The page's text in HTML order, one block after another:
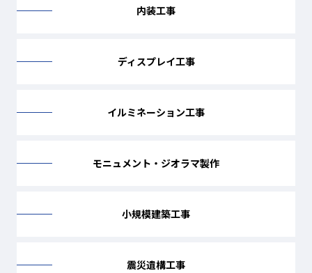
内装工事
ディスプレイ工事
イルミネーション工事
モニュメント・ジオラマ製作
小規模建築工事
震災遺構工事